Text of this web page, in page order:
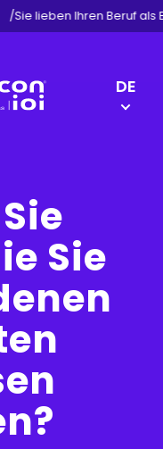
/Sie lieben Ihren Beruf
DE
Sie